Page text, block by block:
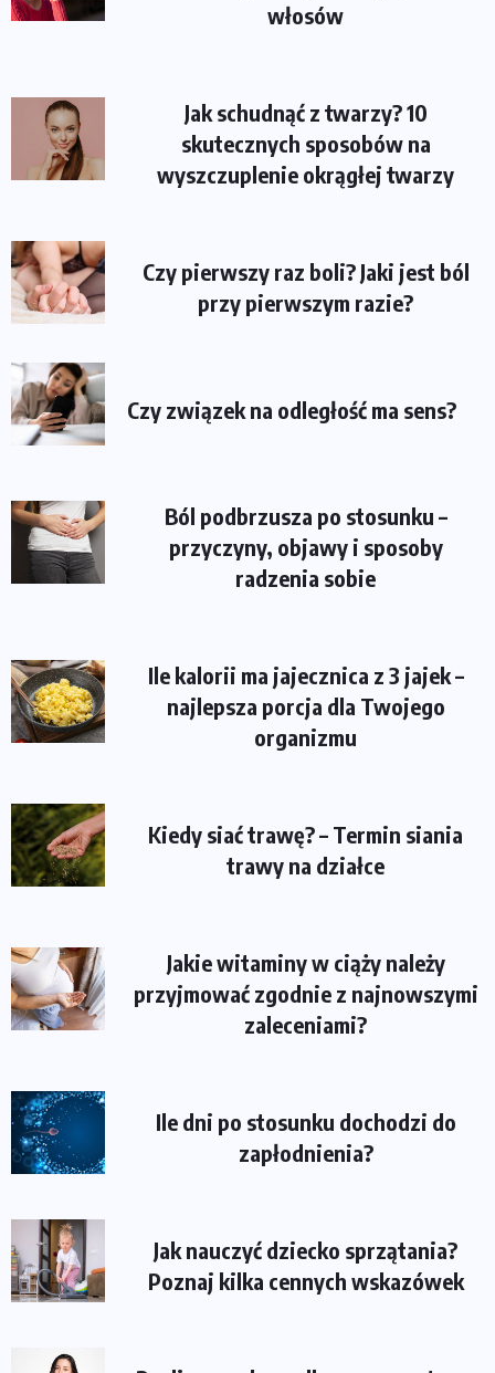
włosów
Jak schudnąć z twarzy? 10
skutecznych sposobów na
wyszczuplenie okrągłej twarzy
Czy pierwszy raz boli? Jaki jest ból
przy pierwszym razie?
Czy związek na odległość ma sens?
Ból podbrzusza po stosunku –
przyczyny, objawy i sposoby
radzenia sobie
Ile kalorii ma jajecznica z 3 jajek –
najlepsza porcja dla Twojego
organizmu
Kiedy siać trawę? – Termin siania
trawy na działce
Jakie witaminy w ciąży należy
przyjmować zgodnie z najnowszymi
zaleceniami?
Ile dni po stosunku dochodzi do
zapłodnienia?
Jak nauczyć dziecko sprzątania?
Poznaj kilka cennych wskazówek